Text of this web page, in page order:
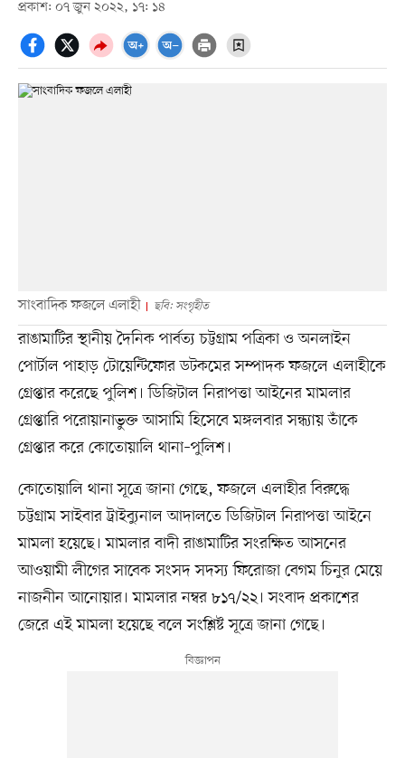
প্রকাশ: ০৭ জুন ২০২২, ১৭: ১৪
সাংবাদিক ফজলে এলাহী ছবি: সংগৃহীত
রাঙামাটির স্থানীয় দৈনিক পার্বত্য চট্টগ্রাম পত্রিকা ও অনলাইন
পোর্টাল পাহাড় টোয়েন্টিফোর ডটকমের সম্পাদক ফজলে এলাহীকে
গ্রেপ্তার করেছে পুলিশ। ডিজিটাল নিরাপত্তা আইনের মামলার
গ্রেপ্তারি পরোয়ানাভুক্ত আসামি হিসেবে মঙ্গলবার সন্ধ্যায় তাঁকে
গ্রেপ্তার করে কোতোয়ালি থানা–পুলিশ।
কোতোয়ালি থানা সূত্রে জানা গেছে, ফজলে এলাহীর বিরুদ্ধে
চট্টগ্রাম সাইবার ট্রাইব্যুনাল আদালতে ডিজিটাল নিরাপত্তা আইনে
মামলা হয়েছে। মামলার বাদী রাঙামাটির সংরক্ষিত আসনের
আওয়ামী লীগের সাবেক সংসদ সদস্য ফিরোজা বেগম চিনুর মেয়ে
নাজনীন আনোয়ার। মামলার নম্বর ৮১৭/২২। সংবাদ প্রকাশের
জেরে এই মামলা হয়েছে বলে সংশ্লিষ্ট সূত্রে জানা গেছে।